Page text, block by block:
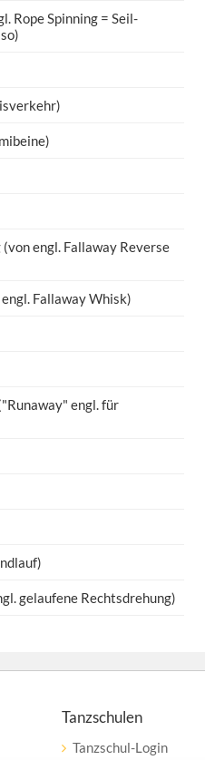
Rope Spinning = Seil-
engl. Fallaway Reverse
Fallaway Whisk)
engl. für
gelaufene Rechtsdrehung)
Tanzschulen
Tanzschul-Login